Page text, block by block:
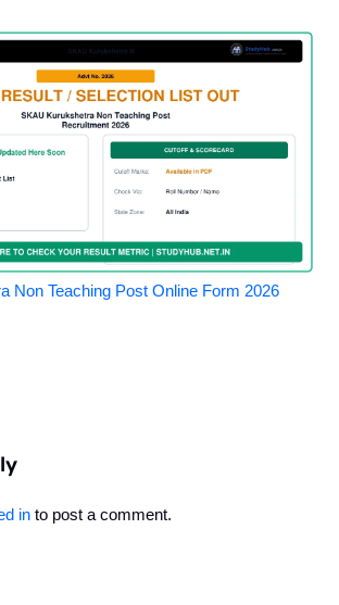
Non Teaching Post Online Form 2026
in to post a comment.